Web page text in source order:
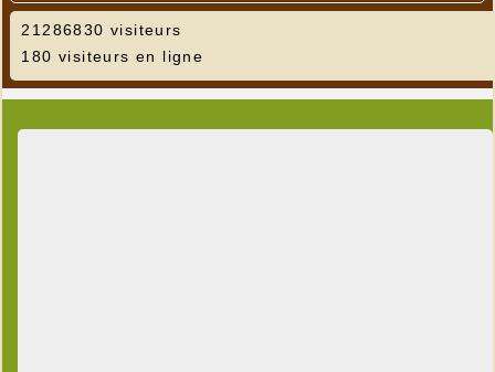
21286830 visiteurs
180 visiteurs en ligne